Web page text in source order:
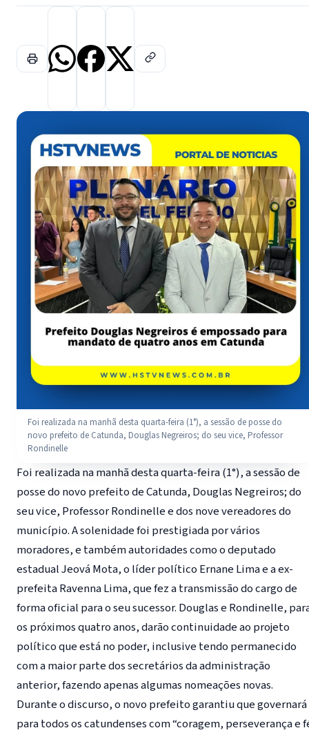
Foi realizada na manhã desta quarta-feira (1°), a sessão de posse do
novo prefeito de Catunda, Douglas Negreiros; do seu vice, Professor
Rondinelle
Foi realizada na manhã desta quarta-feira (1°), a sessão de
posse do novo prefeito de Catunda, Douglas Negreiros; do
seu vice, Professor Rondinelle e dos nove vereadores do
município. A solenidade foi prestigiada por vários
moradores, e também autoridades como o deputado
estadual Jeová Mota, o líder político Ernane Lima e a ex-
prefeita Ravenna Lima, que fez a transmissão do cargo de
forma oficial para o seu sucessor. Douglas e Rondinelle,
os próximos quatro anos, darão continuidade ao projeto
político que está no poder, inclusive tendo permanecido
com a maior parte dos secretários da administração
anterior, fazendo apenas algumas nomeações novas.
Durante o discurso, o novo prefeito garantiu que governará
para todos os catundenses com “coragem, perseverança e